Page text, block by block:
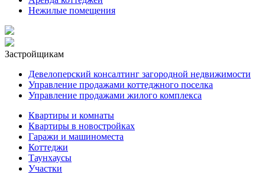
Нежилые помещения
Застройщикам
Девелоперский консалтинг загородной недвижимости
Управление продажами коттеджного поселка
Управление продажами жилого комплекса
Квартиры и комнаты
Квартиры в новостройках
Гаражи и машиноместа
Коттеджи
Таунхаусы
Участки